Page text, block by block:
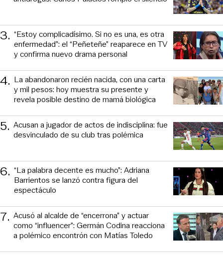
3. “Estoy complicadísimo. Si no es una, es otra
enfermedad”: el “Peñeteñe” reaparece en TV
y confirma nuevo drama personal
4. La abandonaron recién nacida, con una carta
y mil pesos: hoy muestra su presente y
revela posible destino de mamá biológica
5. Acusan a jugador de actos de indisciplina: fue
desvinculado de su club tras polémica
6. “La palabra decente es mucho”: Adriana
Barrientos se lanzó contra figura del
espectáculo
7. Acusó al alcalde de “encerrona” y actuar
como “influencer”: Germán Codina reacciona
a polémico encontrón con Matías Toledo